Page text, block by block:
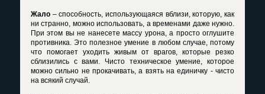
Жало – способность, использующаяся вблизи, которую, как
ни странно, можно использовать, а временами даже нужно.
При этом вы не нанесете массу урона, а просто оглушите
противника. Это полезное умение в любом случае, потому
что помогает уходить живым от врагов, которые резко
сблизились с вами. Чисто техническое умение, которое
можно сильно не прокачивать, а взять на единичку - чисто
на всякий случай.